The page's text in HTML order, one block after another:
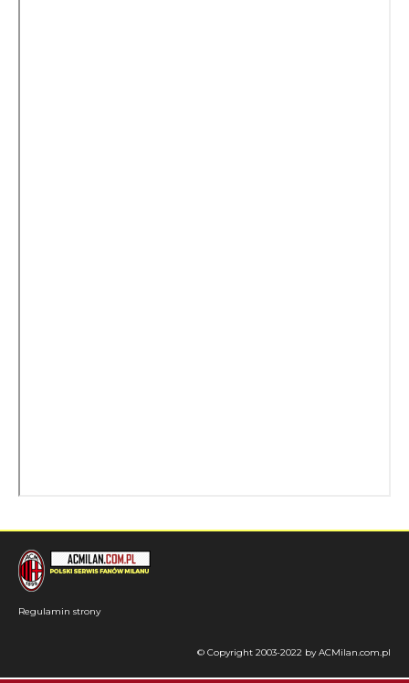
Regulamin strony
© Copyright 2003-2022 by ACMilan.com.pl